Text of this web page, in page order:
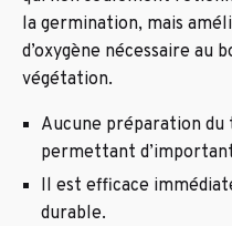
la germination, mais
d’oxygène nécessaire au
végétation.
Aucune préparation du
permettant
Il est efficace
durable.